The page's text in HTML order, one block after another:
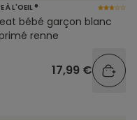
À L'OEIL ®
bébé garçon blanc
renne
17,99 €